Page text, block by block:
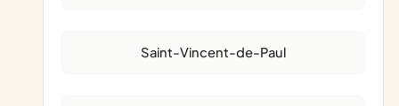
Saint-Vincent-de-Paul